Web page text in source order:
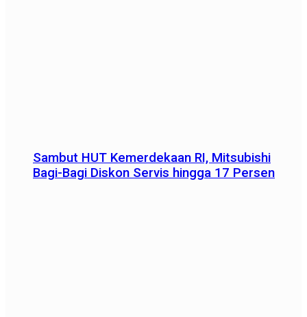
Sambut HUT Kemerdekaan RI, Mitsubishi
Bagi-Bagi Diskon Servis hingga 17 Persen